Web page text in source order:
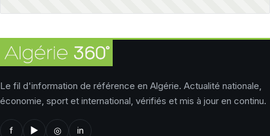
Le fil d'information de référence en Algérie. Actualité nationale,
économie, sport et international, vérifiés et mis à jour en continu.
f ▶ ◎ in